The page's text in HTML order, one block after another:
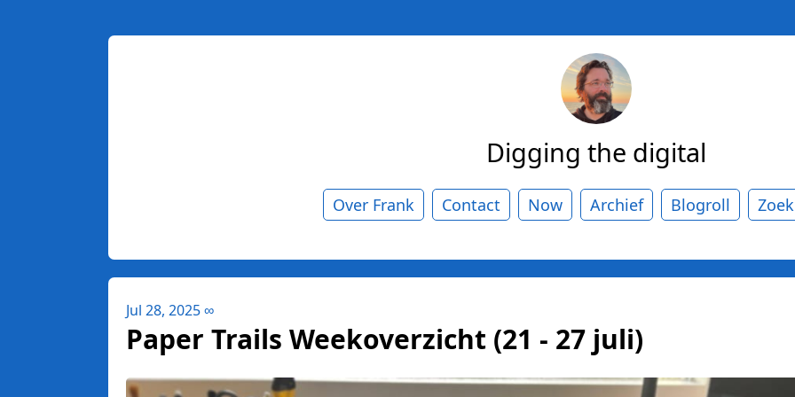
Digging the digital
Over Frank Contact Now Archief Blogroll
Jul 28, 2025∞
Paper Trails Weekoverzicht (21 - 27 juli)